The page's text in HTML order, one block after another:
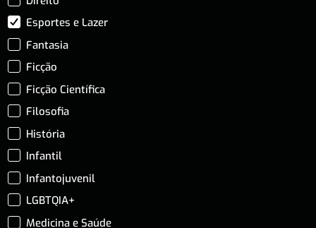
Esportes e Lazer
Fantasia
Ficção
Ficção Científica
Filosofia
História
Infantil
Infantojuvenil
LGBTQIA+
Medicina e Saúde